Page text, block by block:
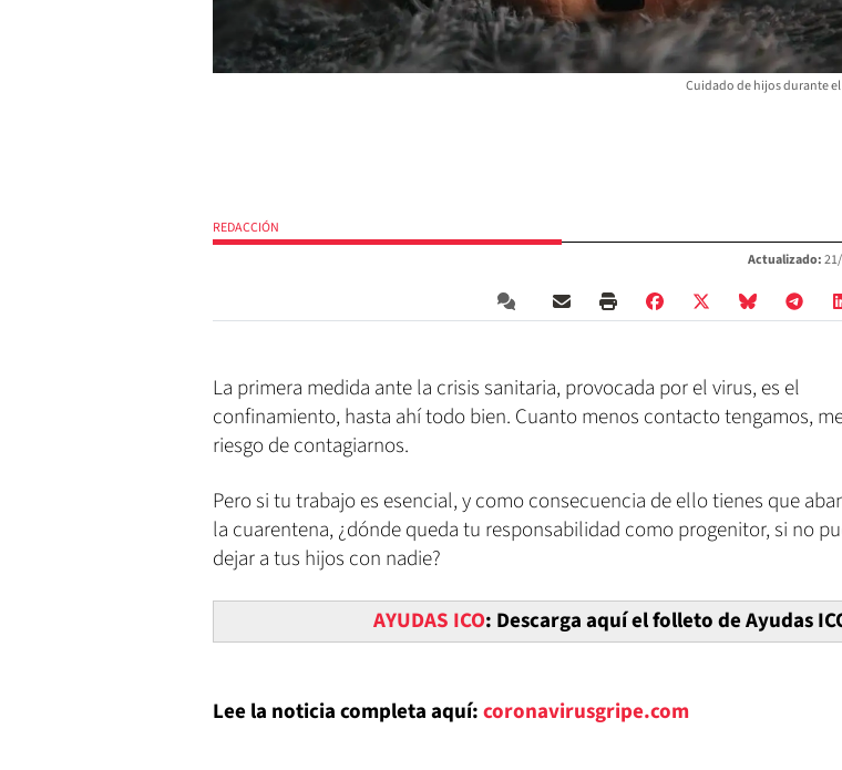
Cuidado de hijos durante
REDACCIÓN
Actualizado:
La primera medida ante la crisis sanitaria, provocada por el virus, es el
confinamiento, hasta ahí todo bien. Cuanto menos contacto tengamos,
riesgo de contagiarnos.
Pero si tu trabajo es esencial, y como consecuencia de ello tienes que
la cuarentena, ¿dónde queda tu responsabilidad como progenitor, si no
dejar a tus hijos con nadie?
AYUDAS ICO: Descarga aquí el folleto de Ayudas
Lee la noticia completa aquí:coronavirusgripe.com